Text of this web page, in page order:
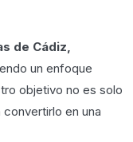
de Cádiz,
un enfoque
objetivo no es solo
en una